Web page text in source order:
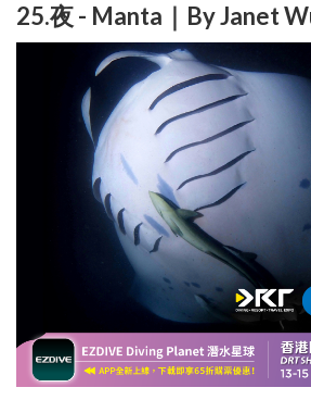
25.夜 - Manta｜By Janet